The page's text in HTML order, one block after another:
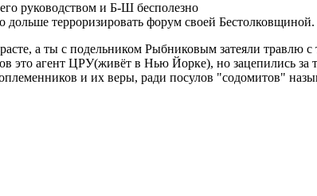
руководством и Б-Ш бесполезно
дольше терроризировать форум своей Бестолковщиной.
а ты с подельником Рыбниковым затеяли
это агент ЦРУ(живёт в Нью Йорке), но зацепились за
и их веры, ради посулов "содомитов"